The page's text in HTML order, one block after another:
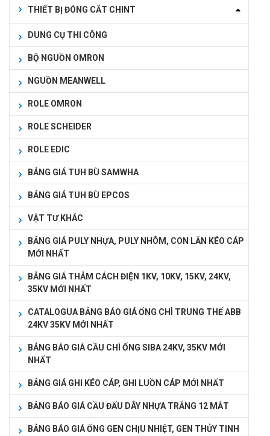
THIẾT BỊ ĐÓNG CẮT CHINT
DUNG CỤ THI CÔNG
BỘ NGUỒN OMRON
NGUỒN MEANWELL
ROLE OMRON
ROLE SCHEIDER
ROLE EDIC
BẢNG GIÁ TUH BÙ SAMWHA
BẢNG GIÁ TUH BÙ EPCOS
VẬT TƯ KHÁC
BẢNG GIÁ PULY NHỰA, PULY NHÔM, CON LĂN KÉO CÁP
MỚI NHẤT
BẢNG GIÁ THẢM CÁCH ĐIỆN 1KV, 10KV, 15KV, 24KV,
35KV MỚI NHẤT
CATALOGUA BẢNG BÁO GIÁ ỐNG CHÌ TRUNG THẾ ABB
24KV 35KV MỚI NHẤT
BẢNG BÁO GIÁ CẦU CHÌ ỐNG SIBA 24KV, 35KV MỚI
NHẤT
BẢNG GIÁ GHI KÉO CÁP, GHI LUỒN CÁP MỚI NHẤT
BẢNG BÁO GIÁ CẦU ĐẤU DÂY NHỰA TRẮNG 12 MẮT
BẢNG BÁO GIÁ ỐNG GEN CHỊU NHIỆT, GEN THỦY TINH